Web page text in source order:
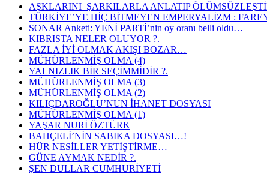
AŞKLARINI ŞARKILARLA ANLATIP
TÜRKİYE’YE HİÇ BİTMEYEN EMPERYALİZM :
SONAR Anketi: YENİ PARTİ’nin oy oranı belli oldu…
KIBRISTA NELER OLUYOR ?.
FAZLA İYİ OLMAK AKIŞI BOZAR…
MÜHÜRLENMİŞ OLMA (4)
YALNIZLIK BİR SEÇİMMİDİR ?.
MÜHÜRLENMİŞ OLMA (3)
MÜHÜRLENMİŞ OLMA (2)
KILIÇDAROĞLU’NUN İHANET DOSYASI
MÜHÜRLENMİŞ OLMA (1)
YAŞAR NURİ ÖZTÜRK
BAHÇELİ’NİN SABIKA DOSYASI…!
HÜR NESİLLER YETİŞTİRME…
GÜNE AYMAK NEDİR ?.
ŞEN DULLAR CUMHURİYETİ